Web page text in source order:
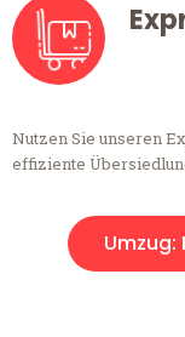
Nutzen Sie unseren
effiziente
Umzug: